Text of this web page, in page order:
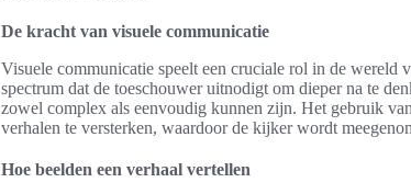
De kracht van visuele communicatie
Visuele communicatie speelt een cruciale rol in de wereld
spectrum dat de toeschouwer uitnodigt om dieper na te
zowel complex als eenvoudig kunnen zijn. Het gebruik
verhalen te versterken, waardoor de kijker wordt
Hoe beelden een verhaal vertellen